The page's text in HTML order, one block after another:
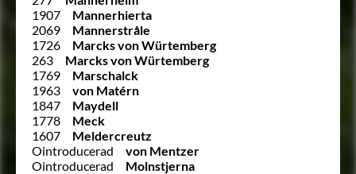
1907
Mannerhierta
2069
Mannerstråle
1726
Marcks von Würtemberg
263
Marcks von Würtemberg
1769
Marschalck
1963
von Matérn
1847
Maydell
1778
Meck
1607
Meldercreutz
Ointroducerad
von Mentzer
Ointroducerad
Molnstjerna